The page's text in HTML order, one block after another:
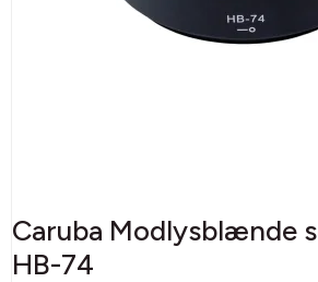
Caruba Modlysblænde
HB-74